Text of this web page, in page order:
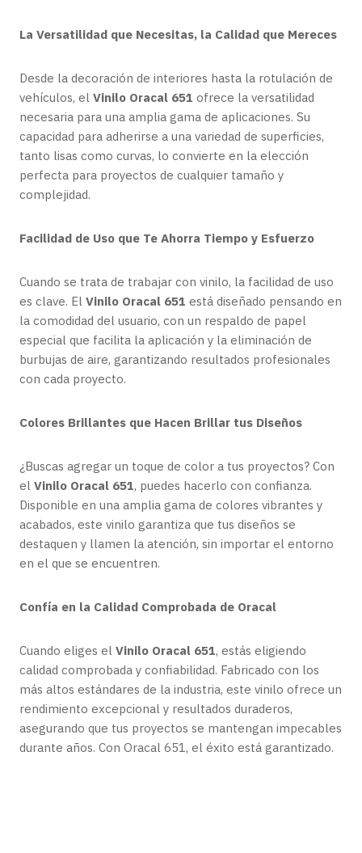
La Versatilidad que Necesitas, la Calidad que Mereces
Desde la decoración de interiores hasta la rotulación de
vehículos, el Vinilo Oracal 651 ofrece la versatilidad
necesaria para una amplia gama de aplicaciones. Su
capacidad para adherirse a una variedad de superficies,
tanto lisas como curvas, lo convierte en la elección
perfecta para proyectos de cualquier tamaño y
complejidad.
Facilidad de Uso que Te Ahorra Tiempo y Esfuerzo
Cuando se trata de trabajar con vinilo, la facilidad de uso
es clave. El Vinilo Oracal 651 está diseñado pensando en
la comodidad del usuario, con un respaldo de papel
especial que facilita la aplicación y la eliminación de
burbujas de aire, garantizando resultados profesionales
con cada proyecto.
Colores Brillantes que Hacen Brillar tus Diseños
¿Buscas agregar un toque de color a tus proyectos? Con
el Vinilo Oracal 651, puedes hacerlo con confianza.
Disponible en una amplia gama de colores vibrantes y
acabados, este vinilo garantiza que tus diseños se
destaquen y llamen la atención, sin importar el entorno
en el que se encuentren.
Confía en la Calidad Comprobada de Oracal
Cuando eliges el Vinilo Oracal 651, estás eligiendo
calidad comprobada y confiabilidad. Fabricado con los
más altos estándares de la industria, este vinilo ofrece un
rendimiento excepcional y resultados duraderos,
asegurando que tus proyectos se mantengan impecables
durante años. Con Oracal 651, el éxito está garantizado.